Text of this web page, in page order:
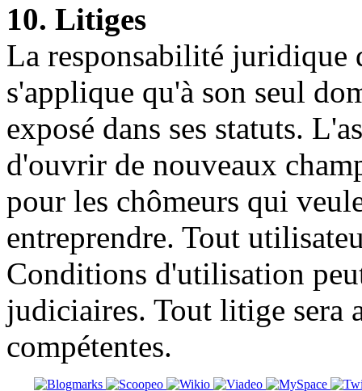
10. Litiges
La responsabilité juridique
s'applique qu'à son seul
exposé dans ses statuts.
d'ouvrir de nouveaux
pour les chômeurs qui
entreprendre. Tout
Conditions d'utilisation
judiciaires. Tout litige sera
compétentes.